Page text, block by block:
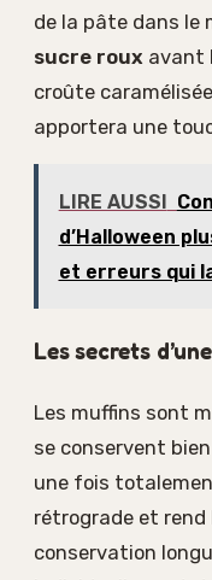
de la pâte dans le
sucre roux avant
croûte
apportera une
LIRE AUSSI
d’Halloween
et erreurs qui
Les secrets
Les muffins sont
se conservent
une fois
rétrograde et rend
conservation